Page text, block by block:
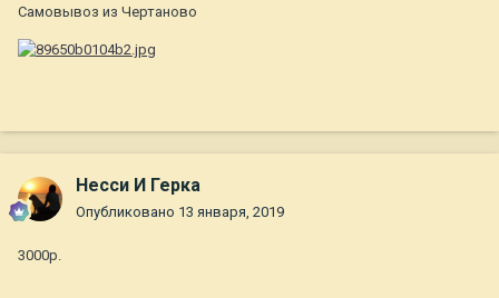
Самовывоз из Чертаново
Несси И Герка
Опубликовано 13 января, 2019
3000р.